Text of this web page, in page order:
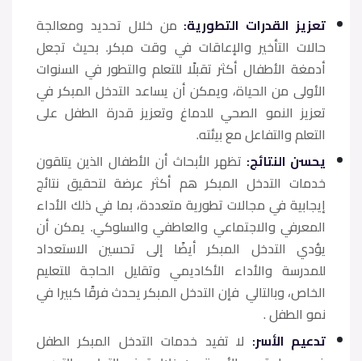
تعزيز القدرات التطورية: من خلال تحديد ومعالجة
حالات التأخير والإعاقات في وقت مبكر. بحيث تجعل
أدمغة الأطفال أكثر تقبلًا للتعلم والتطور في السنوات
الأولى من الحياة، ويمكن أن يساعد التدخل المبكر في
تعزيز النمو الصحي للدماغ وتعزيز قدرة الطفل على
التعلم والتفاعل مع بيئته.
يحسن النتائج: تظهر الأبحاث أن الأطفال الذين يتلقون
خدمات التدخل المبكر هم أكثر عرضة لتحقيق نتائج
إيجابية في مجالات تطورية متعددة، بما في ذلك الأداء
المعرفي والاجتماعي والعاطفي والسلوكي. يمكن أن
يؤدي التدخل المبكر أيضًا إلى تحسين الاستعداد
للمدرسة والأداء الأكاديمي وتقليل الحاجة للتعليم
الخاص، وبالتالي فإن التدخل المبكر يحدث فرقًا كبيرا في
نمو الطفل .
تدعيم الأسر: لا تفيد خدمات التدخل المبكر الطفل